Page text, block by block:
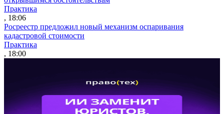
Практика
, 18:06
Росреестр предложил новый механизм оспаривания
кадастровой стоимости
Практика
, 18:00